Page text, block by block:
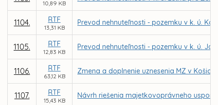
10,89 KB
1104. RTF
13,31 KB
Prevod nehnuteľnosti - pozemku v k. ú.
1105. RTF
12,83 KB
Prevod nehnuteľnosti - pozemku v k. ú.
1106. RTF
63,12 KB
Zmena a doplnenie uznesenia MZ v
1107. RTF
15,43 KB
Návrh riešenia majetkovoprávneho